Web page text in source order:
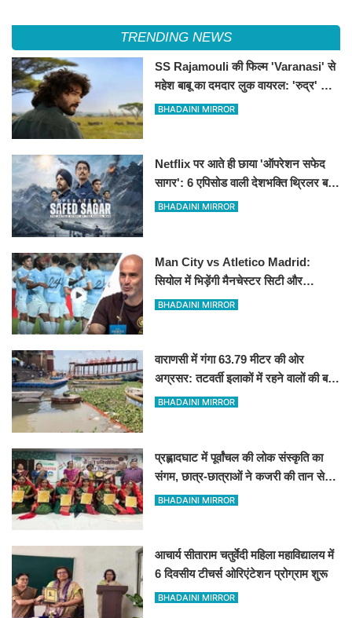
TRENDING NEWS
SS Rajamouli की फिल्म 'Varanasi' से
महेश बाबू का दमदार लुक वायरल: 'रुद्र' के
किरदार में अफ्रीका के जंगलों में दिखे साउथ
BHADAINI MIRROR
Netflix पर आते ही छाया 'ऑपरेशन सफेद
सागर': 6 एपिसोड वाली देशभक्ति थ्रिलर बनी
नंबर-1 ट्रेंडिंग सीरीज
BHADAINI MIRROR
Man City vs Atletico Madrid:
सियोल में भिड़ेंगी मैनचेस्टर सिटी और
एटलेटिको मैड्रिड
BHADAINI MIRROR
वाराणसी में गंगा 63.79 मीटर की ओर
अग्रसर: तटवर्ती इलाकों में रहने वालों की बढ़ी
धुकधुकी
BHADAINI MIRROR
प्रह्लादघाट में पूर्वांचल की लोक संस्कृति का
संगम, छात्र-छात्राओं ने कजरी की तान से
बांधा समां
BHADAINI MIRROR
आचार्य सीताराम चतुर्वेदी महिला महाविद्यालय में
6 दिवसीय टीचर्स ओरिएंटेशन प्रोग्राम शुरू
BHADAINI MIRROR